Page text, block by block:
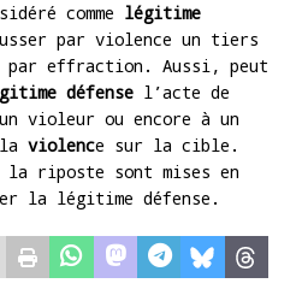
comme légitime
par violence un tiers
par effraction. Aussi, peut
défense l’acte de
violeur ou encore à un
violence sur la cible.
riposte sont mises en
la légitime défense.